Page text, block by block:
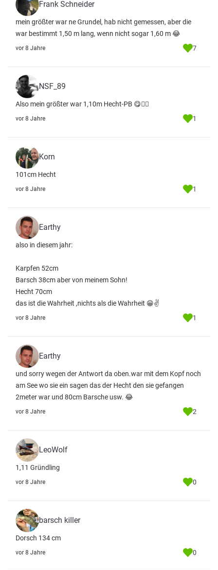
Frank Schneider
mein größter war ne Grundel, hab nicht gemessen, aber die
war bestimmt 1,50 m lang, wenn nicht sogar 1,60 m 😂
vor 8 Jahre 7
NSF_89
Also mein größter war 1,10m Hecht-PB 😋👍🏻
vor 8 Jahre 1
Korn
101cm Hecht
vor 8 Jahre 1
Earthy
also in diesem jahr:
Karpfen 52cm
Barsch 38cm aber von meinem Sohn!
Hecht 70cm
das ist die Wahrheit ,nichts als die Wahrheit 😁✌
vor 8 Jahre 1
Earthy
und sorry wegen der Antwort da oben.war mit dem Kopf noch
am See wo sie ein sagen das der Hecht den sie gefangen
2meter war und 80cm Barsche usw. 😂
vor 8 Jahre 2
LeoWolf
1,11 Gründling
vor 8 Jahre 0
barsch killer
Dorsch 134 cm
vor 8 Jahre 0